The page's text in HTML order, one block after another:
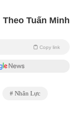
Theo Tuấn Minh
Copy link
Nhân Lực